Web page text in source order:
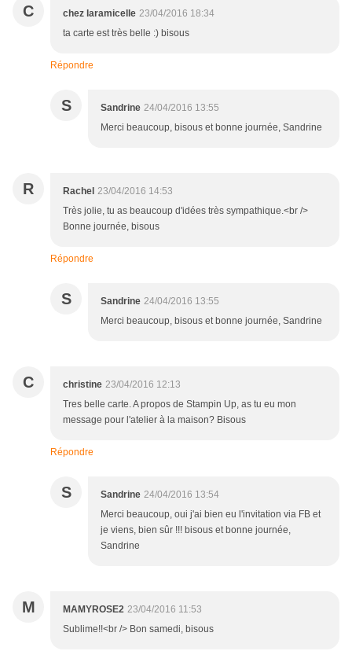
C chez laramicelle 23/04/2016 18:34
ta carte est très belle :) bisous
Répondre
S Sandrine 24/04/2016 13:55
Merci beaucoup, bisous et bonne journée, Sandrine
R Rachel 23/04/2016 14:53
Très jolie, tu as beaucoup d'idées très sympathique.<br />
Bonne journée, bisous
Répondre
S Sandrine 24/04/2016 13:55
Merci beaucoup, bisous et bonne journée, Sandrine
C christine 23/04/2016 12:13
Tres belle carte. A propos de Stampin Up, as tu eu mon
message pour l'atelier à la maison? Bisous
Répondre
S Sandrine 24/04/2016 13:54
Merci beaucoup, oui j'ai bien eu l'invitation via FB et
je viens, bien sûr !!! bisous et bonne journée,
Sandrine
M MAMYROSE2 23/04/2016 11:53
Sublime!!<br /> Bon samedi, bisous